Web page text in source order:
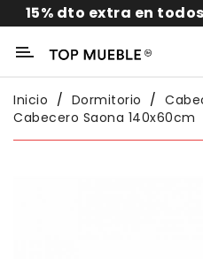
dto extra en todos los
Categoría
Inicio Dormitorio
Cabecero Saona 140x60cm